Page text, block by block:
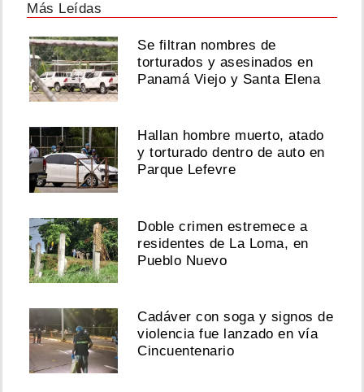
Más Leídas
Se filtran nombres de
torturados y asesinados en
Panamá Viejo y Santa Elena
Hallan hombre muerto, atado
y torturado dentro de auto en
Parque Lefevre
Doble crimen estremece a
residentes de La Loma, en
Pueblo Nuevo
Cadáver con soga y signos de
violencia fue lanzado en vía
Cincuentenario